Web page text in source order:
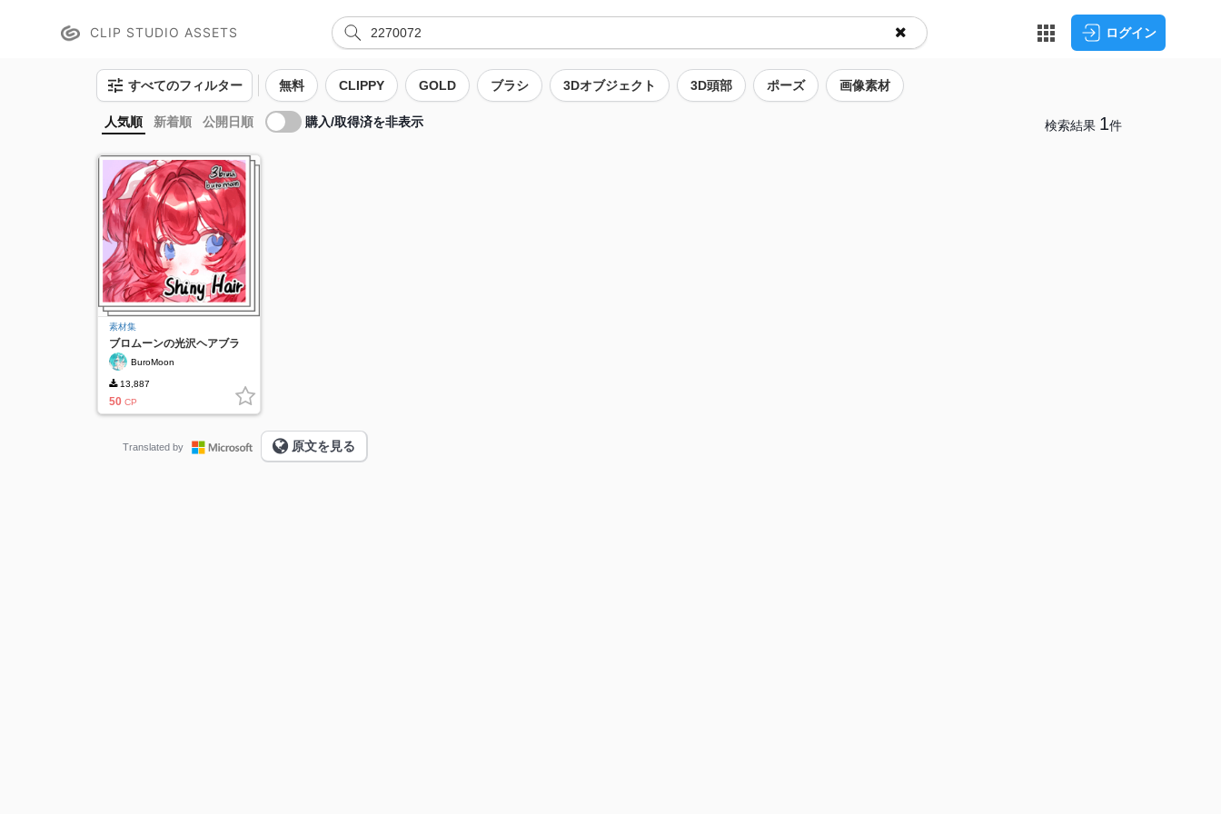
CLIP STUDIO ASSETS ログイン
すべてのフィルター 無料 CLIPPY GOLD ブラシ 3Dオブジェクト 3D頭部 ポーズ 画像素材
人気順 新着順 公開日順 購入/取得済を非表示 検索結果 1件
素材集
ブロムーンの光沢ヘアブラ
シセットBuroMoon
13,887
50 CP
Translated by 原文を見る